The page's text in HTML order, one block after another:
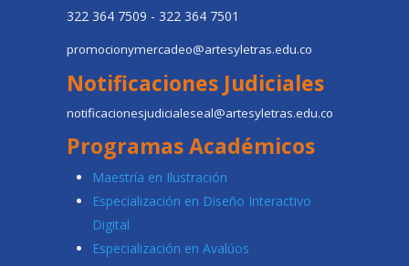
322 364 7509 - 322 364 7501
promocionymercadeo@artesyletras.edu.co
Notificaciones Judiciales
notificacionesjudicialeseal@artesyletras.edu.co
Programas Académicos
Maestría en Ilustración
Especialización en Diseño Interactivo
Digital
Especialización en Avalúos